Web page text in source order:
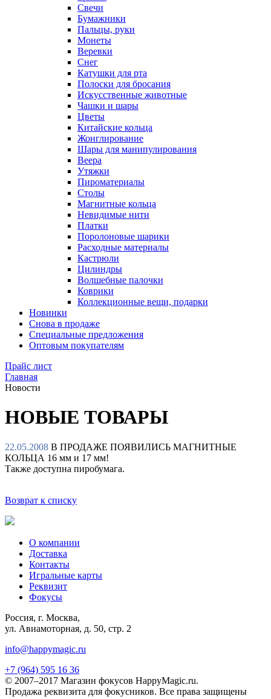
Свечи
Бумажники
Пальцы, руки
Монеты
Веревки
Снег
Катушки для рта
Полоски для бросания
Искусственные животные
Чашки и шары
Цветы
Китайские кольца
Жонглирование
Шары для манипулирования
Веера
Утяжки
Пироматериалы
Столы
Магнитные кольца
Невидимые нити
Платки
Поролоновые шарики
Расходные материалы
Кастрюли
Цилиндры
Волшебные палочки
Коврики
Коллекционные вещи, подарки
Новинки
Снова в продаже
Специальные предложения
Оптовым покупателям
Прайс лист
Главная
Новости
НОВЫЕ ТОВАРЫ
22.05.2008 В ПРОДАЖЕ ПОЯВИЛИСЬ МАГНИТНЫЕ
КОЛЬЦА 16 мм и 17 мм!
Также доступна пиробумага.
Возврат к списку
О компании
Доставка
Контакты
Игральные карты
Реквизит
Фокусы
Россия, г. Москва,
ул. Авиамоторная, д. 50, стр. 2
info@happymagic.ru
+7 (964) 595 16 36
© 2007–2017 Магазин фокусов HappyMagic.ru.
Продажа реквизита для фокусников. Все права защищены